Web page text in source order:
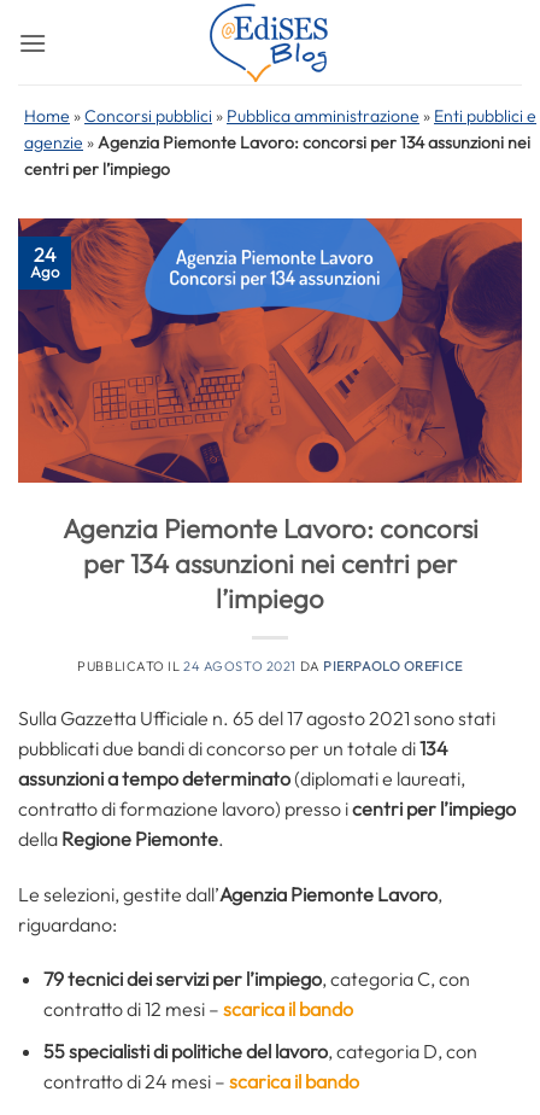
Home »Concorsi pubblici » Pubblica amministrazione » Enti pubblici e
agenzie »Agenzia Piemonte Lavoro: concorsi per 134 assunzioni nei
centri per l’impiego
24
Ago
Agenzia Piemonte Lavoro: concorsi
per 134 assunzioni nei centri per
l’impiego
PUBBLICATO IL24 AGOSTO 2021 DA PIERPAOLO OREFICE
Sulla Gazzetta Ufficiale n. 65 del 17 agosto 2021 sono stati
pubblicati due bandi di concorso per un totale di134
assunzioni a tempo determinato(diplomati e laureati,
contratto di formazione lavoro) presso icentri per l’impiego
della Regione Piemonte.
Le selezioni, gestite dall’Agenzia Piemonte Lavoro,
riguardano:
79 tecnici dei servizi per l’impiego, categoria C, con
contratto di 12 mesi – scarica il bando
55 specialisti di politiche del lavoro, categoria D, con
contratto di 24 mesi – scarica il bando